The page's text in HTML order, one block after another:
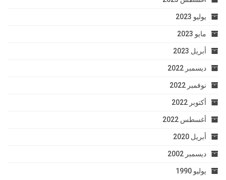
يوليو 2023
مايو 2023
أبريل 2023
ديسمبر 2022
نوفمبر 2022
أكتوبر 2022
أغسطس 2022
أبريل 2020
ديسمبر 2002
يوليو 1990